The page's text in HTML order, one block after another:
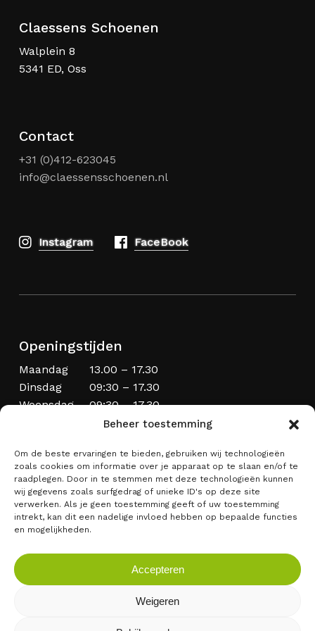
Beheer toestemming
Om de beste ervaringen te bieden, gebruiken wij technologieën
zoals cookies om informatie over je apparaat op te slaan en/of te
raadplegen. Door in te stemmen met deze technologieën kunnen
wij gegevens zoals surfgedrag of unieke ID's op deze site
verwerken. Als je geen toestemming geeft of uw toestemming
intrekt, kan dit een nadelige invloed hebben op bepaalde functies
en mogelijkheden.
Accepteren
Weigeren
Claessens Schoenen
Walplein 8
5341 ED, Oss
Contact
+31 (0)412-623045
info@claessensschoenen.nl
Instagram FaceBook
Openingstijden
Maandag
13.00 – 17.30
Dinsdag
09:30 – 17.30
Woensdag
09:30 – 17.30
09:30 – 20.00
Zaterdag
09:00 – 17:00
Zondag
Laatste zondag van de maand